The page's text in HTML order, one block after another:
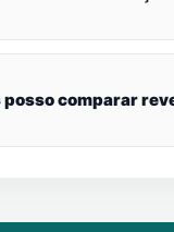
posso comparar